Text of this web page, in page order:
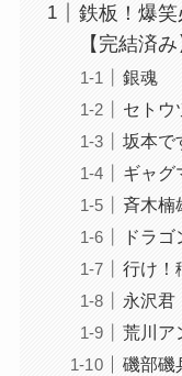
鉄板！爆
【完結済み
銀魂
セトウ
坂本で
ギャグ
斉木楠
ドラ
行け！
永沢君
荒川ア
磯部磯